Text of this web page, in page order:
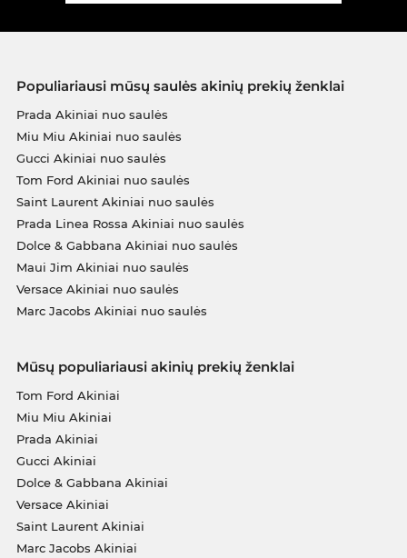
Populiariausi mūsų saulės akinių prekių ženklai
Prada Akiniai nuo saulės
Miu Miu Akiniai nuo saulės
Gucci Akiniai nuo saulės
Tom Ford Akiniai nuo saulės
Saint Laurent Akiniai nuo saulės
Prada Linea Rossa Akiniai nuo saulės
Dolce & Gabbana Akiniai nuo saulės
Maui Jim Akiniai nuo saulės
Versace Akiniai nuo saulės
Marc Jacobs Akiniai nuo saulės
Mūsų populiariausi akinių prekių ženklai
Tom Ford Akiniai
Miu Miu Akiniai
Prada Akiniai
Gucci Akiniai
Dolce & Gabbana Akiniai
Versace Akiniai
Saint Laurent Akiniai
Marc Jacobs Akiniai